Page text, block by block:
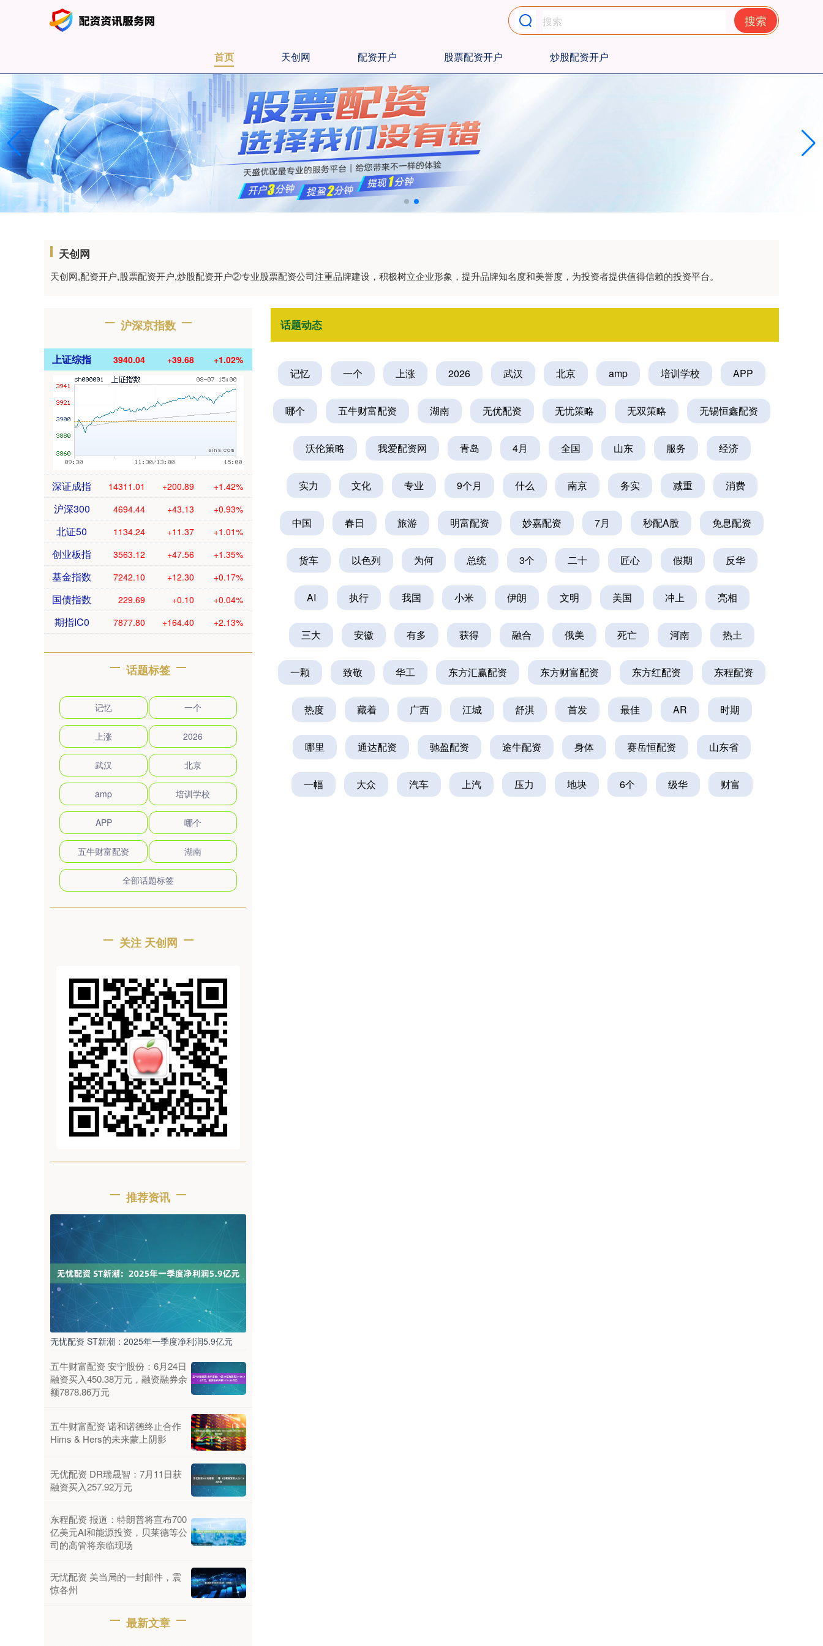
搜索
首页 天创网 配资开户 股票配资开户 炒股配资开户
天创网
天创网,配资开户,股票配资开户,炒股配资开户②专业股票配资公司注重品牌建设，积极树立企业形象，提升品牌知名度和美誉度，为投资者提供值得信赖的投资平台。
话题动态
记忆 一个 上涨 2026 武汉 北京 amp 培训学校 APP
哪个 五牛财富配资 湖南 无优配资 无忧策略 无双策略 无锡恒鑫配资
沃伦策略 我爱配资网 青岛 4月 全国 山东 服务 经济
实力 文化 专业 9个月 什么 南京 务实 减重 消费
中国 春日 旅游 明富配资 妙嘉配资 7月 秒配A股 免息配资
货车 以色列 为何 总统 3个 二十 匠心 假期 反华
AI 执行 我国 小米 伊朗 文明 美国 冲上 亮相
三大 安徽 有多 获得 融合 俄美 死亡 河南 热土
一颗 致敬 华工 东方汇赢配资 东方财富配资 东方红配资 东程配资
热度 藏着 广西 江城 舒淇 首发 最佳 AR 时期
哪里 通达配资 驰盈配资 途牛配资 身体 赛岳恒配资 山东省
一幅 大众 汽车 上汽 压力 地块 6个 级华 财富
沪深京指数
上证综指 3940.04 +39.68 +1.02%
深证成指 14311.01 +200.89 +1.42%
沪深300 4694.44 +43.13 +0.93%
北证50 1134.24 +11.37 +1.01%
创业板指 3563.12 +47.56 +1.35%
基金指数 7242.10 +12.30 +0.17%
国债指数 229.69 +0.10 +0.04%
期指IC0 7877.80 +164.40 +2.13%
话题标签
记忆 一个
上涨 2026
武汉 北京
amp 培训学校
APP 哪个
五牛财富配资 湖南
全部话题标签
关注 天创网
推荐资讯
无忧配资 ST新潮：2025年一季度净利润5.9亿元
五牛财富配资 安宁股份：6月24日
融资买入450.38万元，融资融券余
额7878.86万元
五牛财富配资 诺和诺德终止合作
Hims & Hers的未来蒙上阴影
无优配资 DR瑞晟智：7月11日获
融资买入257.92万元
东程配资 报道：特朗普将宣布700
亿美元AI和能源投资，贝莱德等公
司的高管将亲临现场
无忧配资 美当局的一封邮件，震
惊各州
最新文章